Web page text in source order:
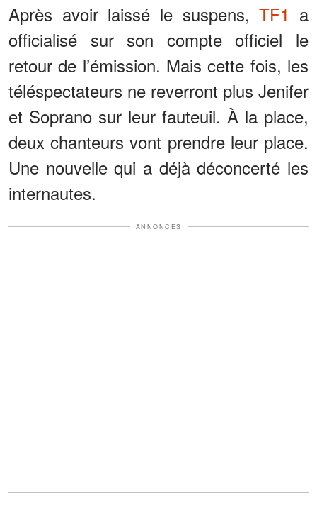
Après avoir laissé le suspens,TF1 a
officialisé sur son compte officiel le
retour de l’émission. Mais cette fois, les
téléspectateurs ne reverront plus Jenifer
et Soprano sur leur fauteuil. À la place,
deux chanteurs vont prendre leur place.
Une nouvelle qui a déjà déconcerté les
internautes.
ANNONCES